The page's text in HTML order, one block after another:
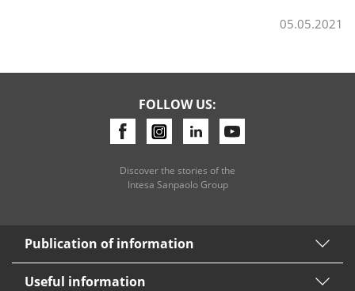
05.05.2021
FOLLOW US:
Discover the stories of the
Intesa Sanpaolo Group
Publication of information
Useful information